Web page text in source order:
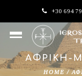
+30 694
ΑΦΡΙΚΗ-
HOME /